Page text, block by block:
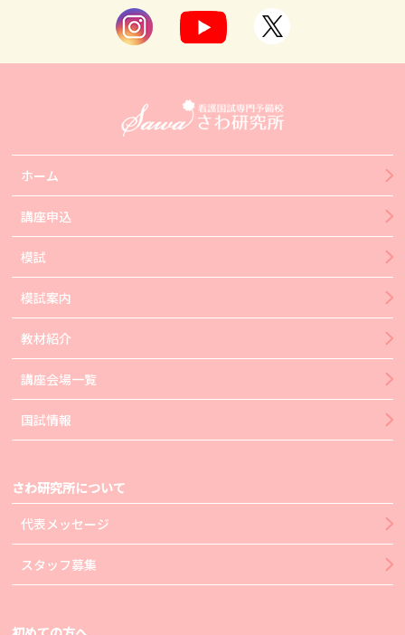
ホーム
講座申込
模試
模試案内
教材紹介
講座会場一覧
国試情報
さわ研究所について
代表メッセージ
スタッフ募集